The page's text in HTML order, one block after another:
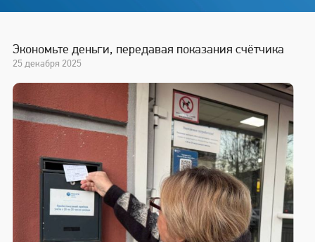
Экономьте деньги, передавая показания счётчика
25 декабря 2025